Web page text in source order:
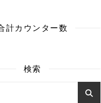
計カウンター数
検索